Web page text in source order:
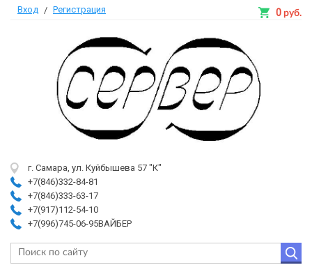
Вход / Регистрация
г. Самара, ул. Куйбышева 57 "К"
+7(846)332-84-81
+7(846)333-63-17
+7(917)112-54-10
+7(996)745-06-95ВАЙБЕР
0 руб.